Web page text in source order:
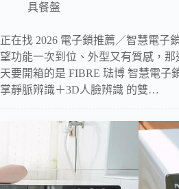
具餐盤
正在找 2026 電子鎖推薦／智慧電子
望功能一次到位、外型又有質感，
天要開箱的是 FIBRE 琺博 智慧電子
掌靜脈辨識＋3D人臉辨識 的雙…